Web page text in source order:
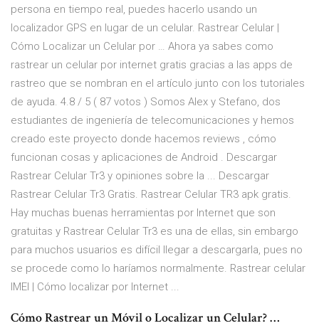
persona en tiempo real, puedes hacerlo usando un
localizador GPS en lugar de un celular. Rastrear Celular |
Cómo Localizar un Celular por … Ahora ya sabes como
rastrear un celular por internet gratis gracias a las apps de
rastreo que se nombran en el artículo junto con los tutoriales
de ayuda. 4.8 / 5 ( 87 votos ) Somos Alex y Stefano, dos
estudiantes de ingeniería de telecomunicaciones y hemos
creado este proyecto donde hacemos reviews , cómo
funcionan cosas y aplicaciones de Android . Descargar
Rastrear Celular Tr3 y opiniones sobre la ... Descargar
Rastrear Celular Tr3 Gratis. Rastrear Celular TR3 apk gratis.
Hay muchas buenas herramientas por Internet que son
gratuitas y Rastrear Celular Tr3 es una de ellas, sin embargo
para muchos usuarios es difícil llegar a descargarla, pues no
se procede como lo haríamos normalmente. Rastrear celular
IMEI | Cómo localizar por Internet ...
Cómo Rastrear un Móvil o Localizar un Celular? …